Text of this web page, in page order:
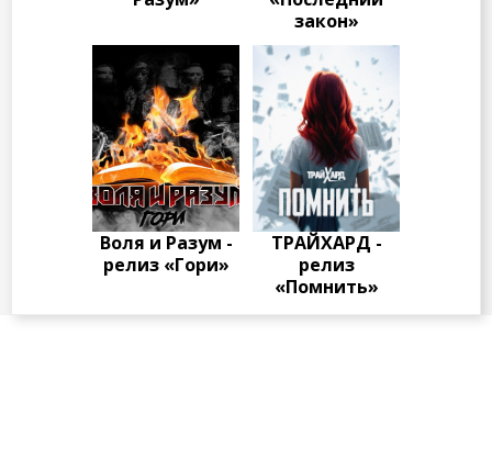
закон»
Воля и Разум -
релиз «Гори»
ТРАЙХАРД -
релиз
«Помнить»